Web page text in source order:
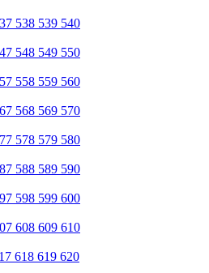
538 539 540
548 549 550
558 559 560
568 569 570
578 579 580
588 589 590
598 599 600
608 609 610
618 619 620